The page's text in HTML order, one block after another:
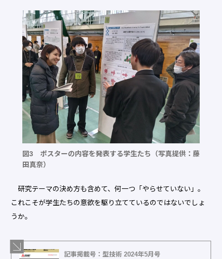
図3 ポスターの内容を発表する学生たち（写真提供：藤
田真奈）
研究テーマの決め方も含めて、何一つ「やらせていない」。
これこそが学生たちの意欲を駆り立てているのではないでしょ
うか。
記事掲載号：型技術 2024年5月号